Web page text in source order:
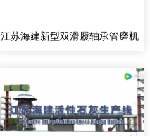
江苏海建新型双滑履轴承管磨机